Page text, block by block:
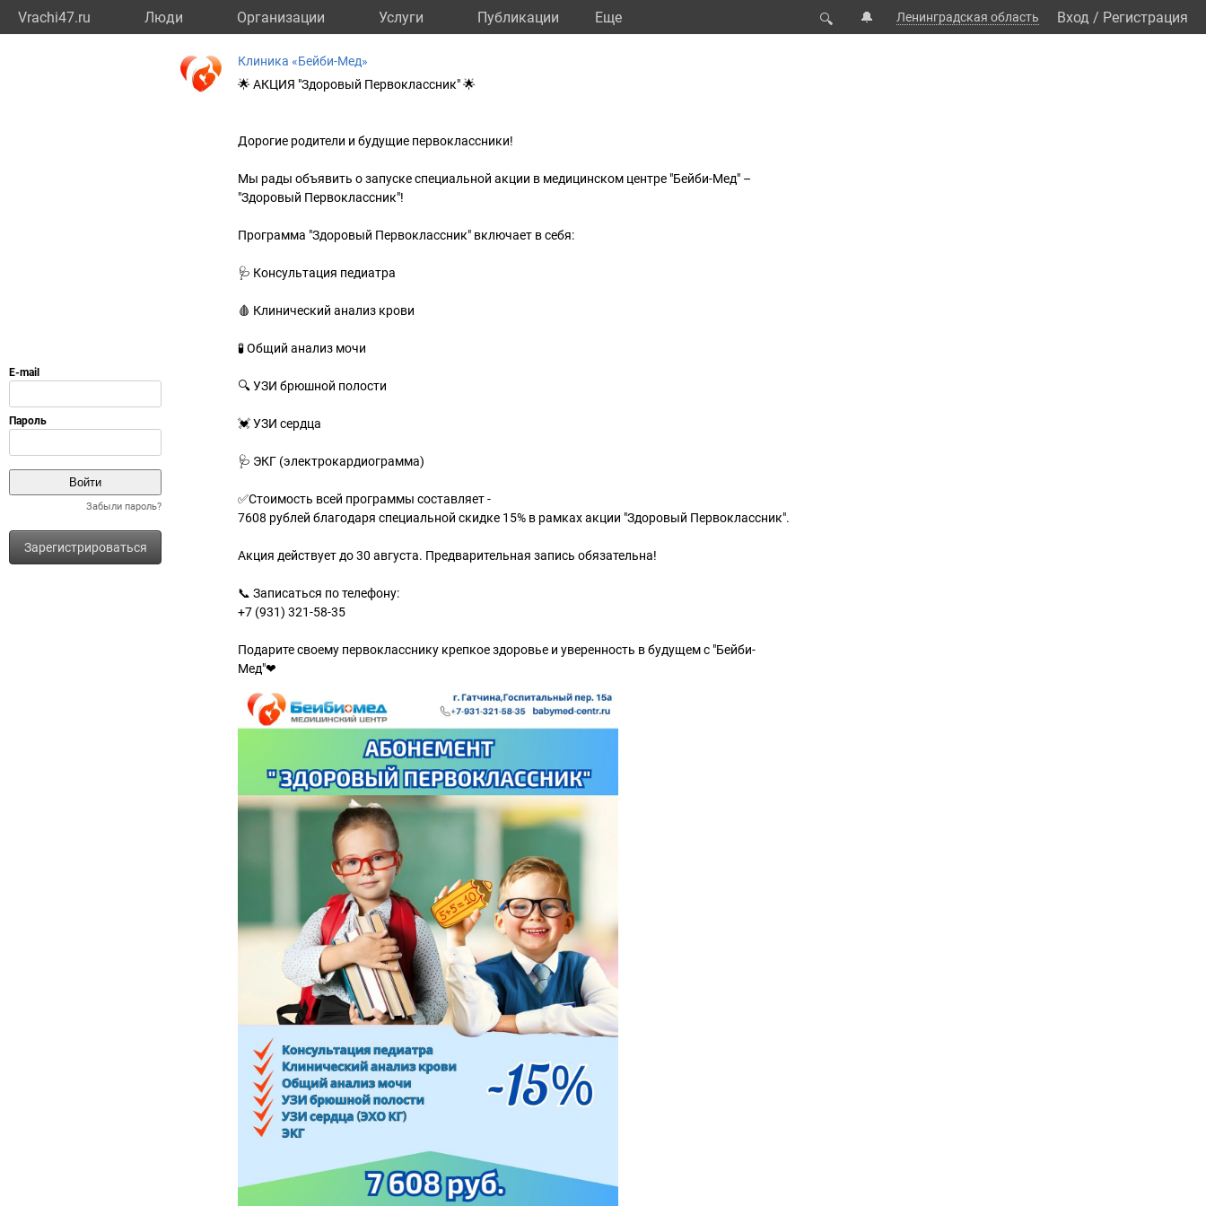
Vrachi47.ru Люди Организации Услуги Публикации Eще 🔍 🔔 Ленинградская область Вход / Регистрация
Забыли пароль?
Зарегистрироваться
Клиника «Бейби-Мед»
🌟 АКЦИЯ "Здоровый Первоклассник" 🌟
Дорогие родители и будущие первоклассники!
Мы рады объявить о запуске специальной акции в медицинском центре "Бейби-Мед" –
"Здоровый Первоклассник"!
Программа "Здоровый Первоклассник" включает в себя:
🩺 Консультация педиатра
🩸 Клинический анализ крови
🧪 Общий анализ мочи
🔍 УЗИ брюшной полости
💓 УЗИ сердца
🩺 ЭКГ (электрокардиограмма)
✅Стоимость всей программы составляет -
7608 рублей благодаря специальной скидке 15% в рамках акции "Здоровый Первоклассник".
Акция действует до 30 августа. Предварительная запись обязательна!
📞 Записаться по телефону:
+7 (931) 321-58-35
Подарите своему первокласснику крепкое здоровье и уверенность в будущем с "Бейби-
Мед"❤